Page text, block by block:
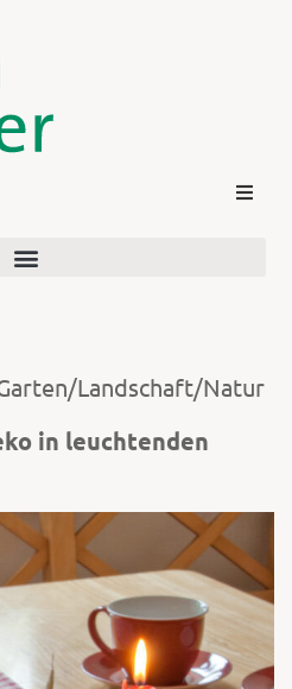
Login
Shop
Landschaft/Natur
in leuchtenden